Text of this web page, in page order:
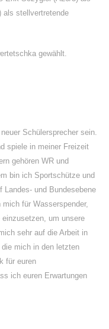
als stellvertretende
gewählt.
Schülersprecher sein.
spiele in meiner Freizeit
gehören WR und
bin ich Sportschütze und
Landes- und Bundesebene
für Wasserspender,
um unsere
sehr auf die Arbeit in
mich in den letzten
für euren
ich euren Erwartungen